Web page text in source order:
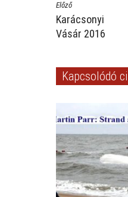
Előző
Karácsonyi
Vásár 2016
Kapcsolódó